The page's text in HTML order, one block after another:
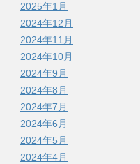
2025年1月
2024年12月
2024年11月
2024年10月
2024年9月
2024年8月
2024年7月
2024年6月
2024年5月
2024年4月